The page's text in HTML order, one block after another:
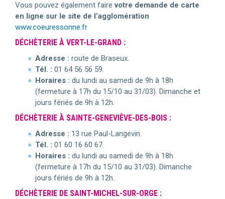
Vous pouvez également fairevotre demande de carte
en ligne sur le site de l’agglomération
www.coeuressonne.fr
DÉCHÈTERIE À VERT-LE-GRAND :
Adresse : route de Braseux.
Tél. : 01 64 56 56 59.
Horaires : du lundi au samedi de 9h à 18h
(fermeture à 17h du 15/10 au 31/03). Dimanche et
jours fériés de 9h à 12h.
DÉCHÈTERIE À SAINTE-GENEVIÈVE-DES-BOIS :
Adresse : 13 rue Paul-Langevin.
Tél. : 01 60 16 60 67.
Horaires : du lundi au samedi de 9h à 18h
(fermeture à 17h du 15/10 au 31/03). Dimanche
jours fériés de 9h à 12h.
DÉCHÈTERIE DE SAINT-MICHEL-SUR-ORGE :